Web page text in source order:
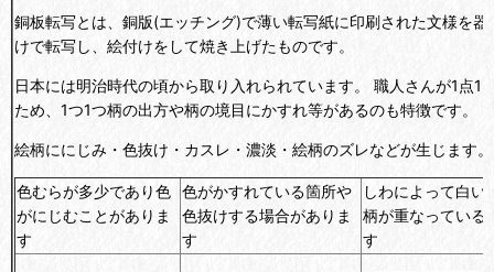
銅板転写とは、銅版(エッチング)で薄い転写紙に印刷された文様を器
けで転写し、絵付けをして焼き上げたものです。
日本には明治時代の頃から取り入れられています。 職人さんが1点1
ため、1つ1つ柄の出方や柄の境目にかすれ等があるのも特徴です。
絵柄ににじみ・色抜け・カスレ・濃淡・絵柄のズレなどが生じます。
色むらが多少であり色
がにじむことがありま
す
色がかすれている箇所や
色抜けする場合がありま
す
しわによって白い
柄が重なっている
す